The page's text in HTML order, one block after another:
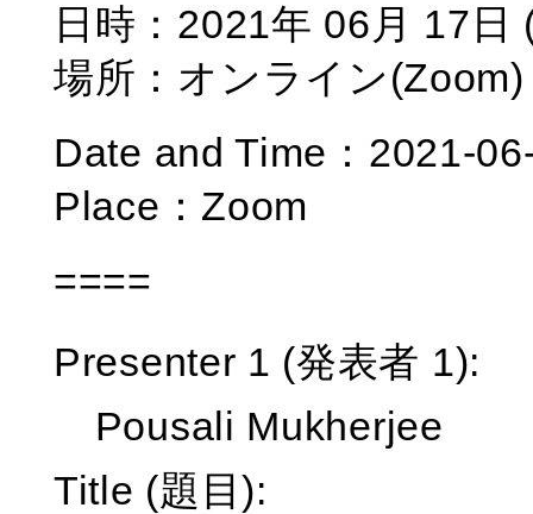
日時：2021年 06月 17日
場所：オンライン(Zoom)
Date and Time：2021-
Place：Zoom
====
Presenter 1 (発表者 1):
Pousali Mukherjee
Title (題目):